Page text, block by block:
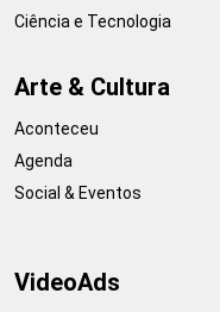
Ciência e Tecnologia
Arte & Cultura
Aconteceu
Agenda
Social & Eventos
VideoAds